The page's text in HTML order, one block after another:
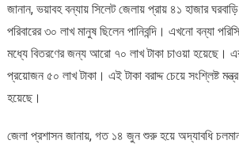
জানান, ভয়াবহ বন্যায় সিলেট জেলায় প্রায় ৪১ হাজার
পরিবারের ৩০ লাখ মানুষ ছিলেন পানিবন্দি। এখনো বন্যা
মধ্যে বিতরণের জন্য আরো ৭০ লাখ টাকা চাওয়া হয়েছে।
প্রয়োজন ৫০ লাখ টাকা। এই টাকা বরাদ্দ চেয়ে সংশ্লিষ্ট
হয়েছে।
জেলা প্রশাসন জানায়, গত ১৪ জুন শুরু হয়ে অদ্যাবধি চলমান